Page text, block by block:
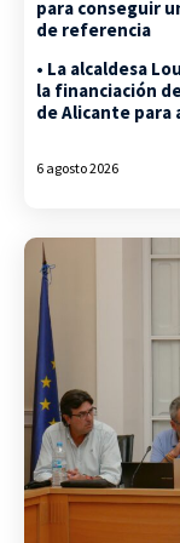
para conseguir
de referencia
• La alcaldesa
la financiación
de Alicante para
6 agosto 2026